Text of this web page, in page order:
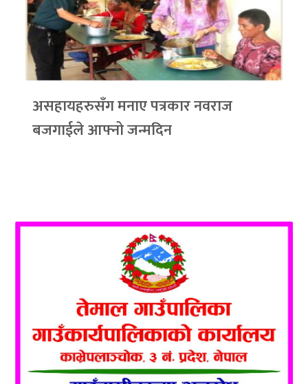
असहायहरुसँग मनाए पत्रकार नवराज
बजगाईले आफ्नो जन्मदिन